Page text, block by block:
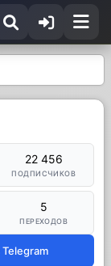
22 456
ПОДПИСЧИКОВ
5
ПЕРЕХОДОВ